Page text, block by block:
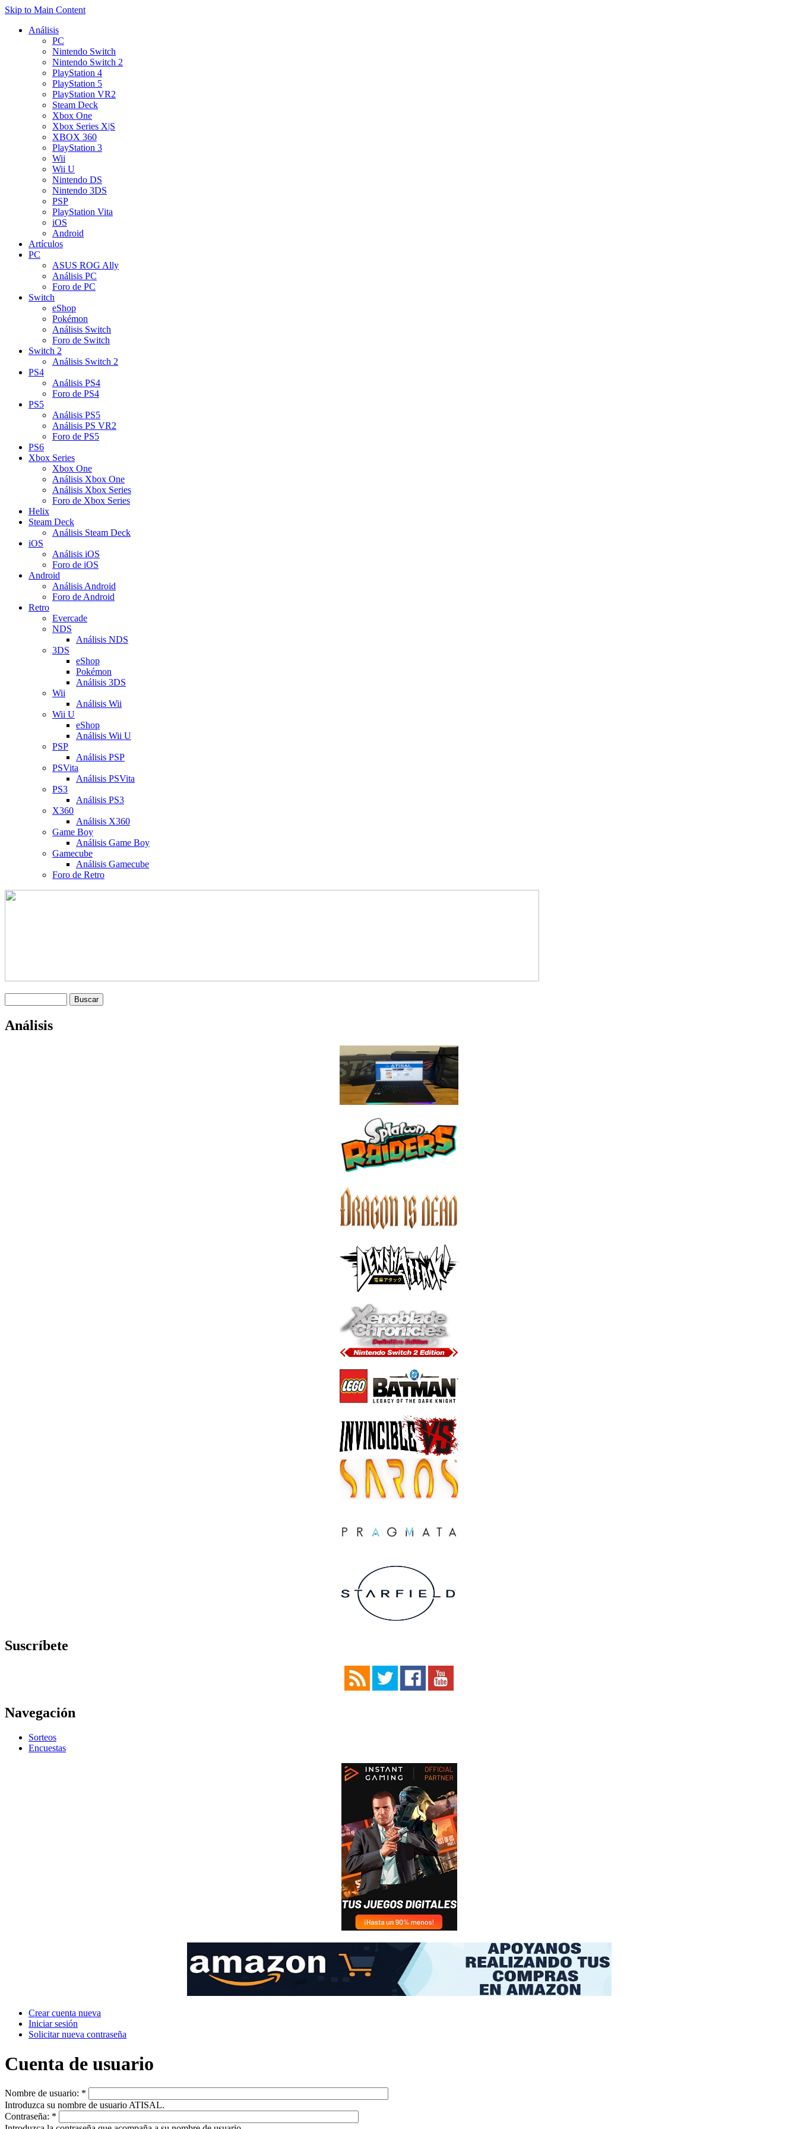
Skip to Main Content
Análisis
PC
Nintendo Switch
Nintendo Switch 2
PlayStation 4
PlayStation 5
PlayStation VR2
Steam Deck
Xbox One
Xbox Series X|S
XBOX 360
PlayStation 3
Wii
Wii U
Nintendo DS
Nintendo 3DS
PSP
PlayStation Vita
iOS
Android
Artículos
PC
ASUS ROG Ally
Análisis PC
Foro de PC
Switch
eShop
Pokémon
Análisis Switch
Foro de Switch
Switch 2
Análisis Switch 2
PS4
Análisis PS4
Foro de PS4
PS5
Análisis PS5
Análisis PS VR2
Foro de PS5
PS6
Xbox Series
Xbox One
Análisis Xbox One
Análisis Xbox Series
Foro de Xbox Series
Helix
Steam Deck
Análisis Steam Deck
iOS
Análisis iOS
Foro de iOS
Android
Análisis Android
Foro de Android
Retro
Evercade
NDS
Análisis NDS
3DS
eShop
Pokémon
Análisis 3DS
Wii
Análisis Wii
Wii U
eShop
Análisis Wii U
PSP
Análisis PSP
PSVita
Análisis PSVita
PS3
Análisis PS3
X360
Análisis X360
Game Boy
Análisis Game Boy
Gamecube
Análisis Gamecube
Foro de Retro
Análisis
Suscríbete
Navegación
Sorteos
Encuestas
Crear cuenta nueva
Iniciar sesión
Solicitar nueva contraseña
Cuenta de usuario
Nombre de usuario: *
Introduzca su nombre de usuario ATISAL.
Contraseña: *